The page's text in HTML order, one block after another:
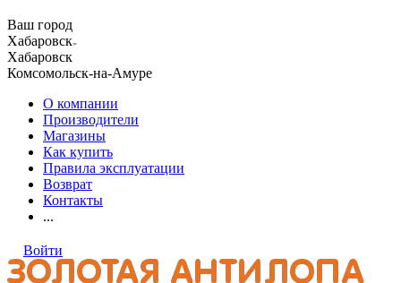
Ваш город
Хабаровск
Хабаровск
Комсомольск-на-Амуре
О компании
Производители
Магазины
Как купить
Правила эксплуатации
Возврат
Контакты
...
Войти